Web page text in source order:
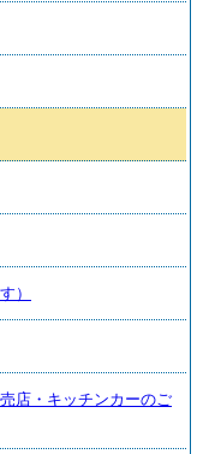
）
店・キッチンカーのご